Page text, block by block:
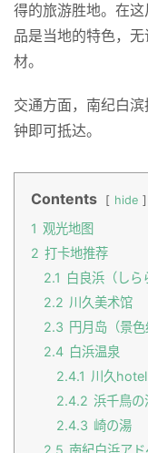
得的旅游胜地。在
品是当地的特色，
材。
交通方面，南纪白
钟即可抵达。
Contents hide
1 观光地图
2 打卡地推荐
2.1 白良浜（しら
2.2 川久美术馆
2.3 円月岛（景色
2.4 白浜温泉
2.4.1 川久hotel
2.4.2 浜千鳥の
2.4.3 崎の湯